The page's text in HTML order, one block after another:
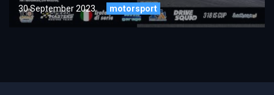
30 September 2023 motorsport